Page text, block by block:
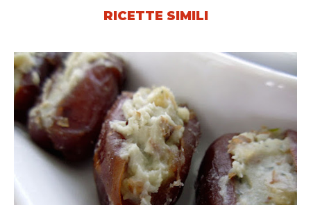
RICETTE SIMILI